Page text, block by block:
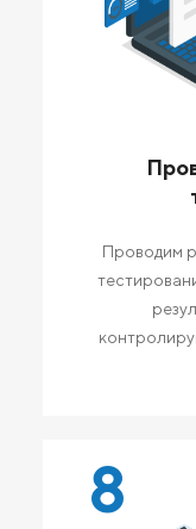
Проводим
8